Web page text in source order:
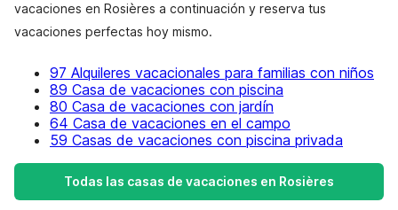
vacaciones en Rosières a continuación y reserva tus
vacaciones perfectas hoy mismo.
97 Alquileres vacacionales para familias con niños
89 Casa de vacaciones con piscina
80 Casa de vacaciones con jardín
64 Casa de vacaciones en el campo
59 Casas de vacaciones con piscina privada
Todas las casas de vacaciones en Rosières